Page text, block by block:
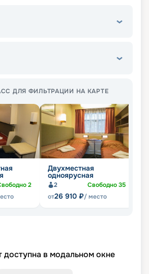
ДЛЯ ФИЛЬТРАЦИИ НА КАРТЕ
2
Двухместная
одноярусная
2 Свободно35
от26 910 ₽/ место
доступна в модальном окне